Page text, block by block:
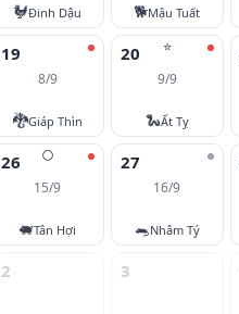
🐓Đinh Dậu 🐕Mậu Tuất
19
8/9
🐉Giáp Thìn
⭐
20
9/9
🐍Ất Tỵ
🌕
26
15/9
🐖Tân Hợi
27
16/9
🐀Nhâm Tý
2 3